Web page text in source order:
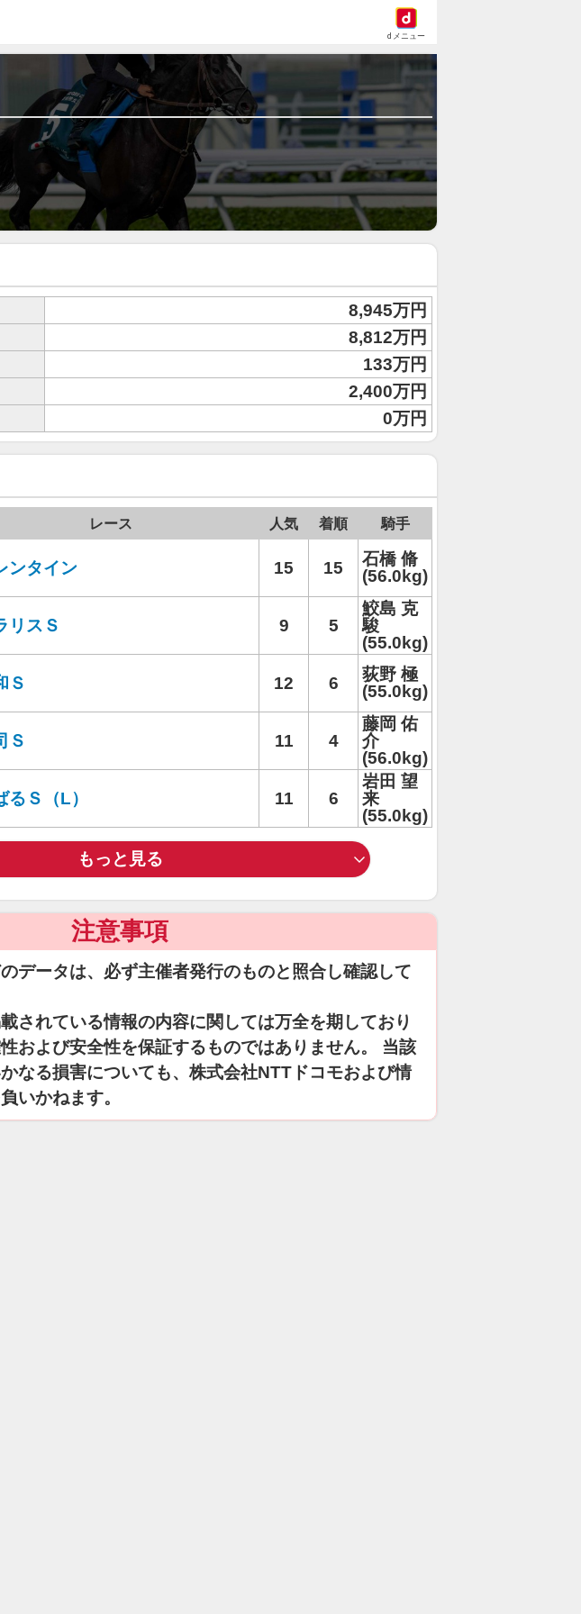
dメニュー
8,945万円
8,812万円
133万円
2,400万円
0万円
レース 人気 着順 騎手
ンタイン 15 15
石橋 脩
(56.0kg)
リスＳ 9 5
鮫島 克
駿
(55.0kg)
Ｓ 12 6
荻野 極
(55.0kg)
Ｓ 11 4
藤岡 佑
介
(56.0kg)
るＳ（L） 11 6
岩田 望
来
(55.0kg)
もっと見る
注意事項
データは、必ず主催者発行のものと照合し確認して
されている情報の内容に関しては万全を期しており
および安全性を保証するものではありません。 当該
なる損害についても、株式会社NTTドコモおよび情
いかねます。